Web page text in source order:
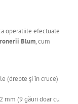
operatiile efectuate
Blum, cum
(drepte şi în cruce)
mm (9 găuri doar cu